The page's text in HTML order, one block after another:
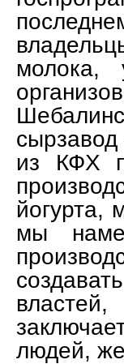
молока,
из КФХ
йогурта,
мы
людей,